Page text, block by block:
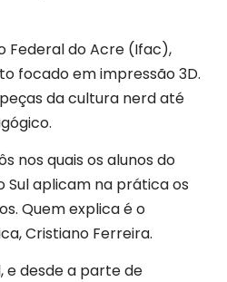
Federal do Acre (Ifac),
focado em impressão 3D.
da cultura nerd até
nos quais os alunos do
Sul aplicam na prática os
Quem explica é o
Cristiano Ferreira.
e desde a parte de